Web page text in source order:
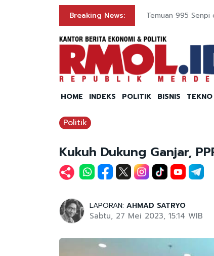
Breaking News: Temuan 995 Senpi
HOME INDEKS POLITIK BISNIS TEKNO
Politik
Kukuh Dukung Ganjar,
LAPORAN: AHMAD SATRYO
Sabtu, 27 Mei 2023, 15:14 WIB